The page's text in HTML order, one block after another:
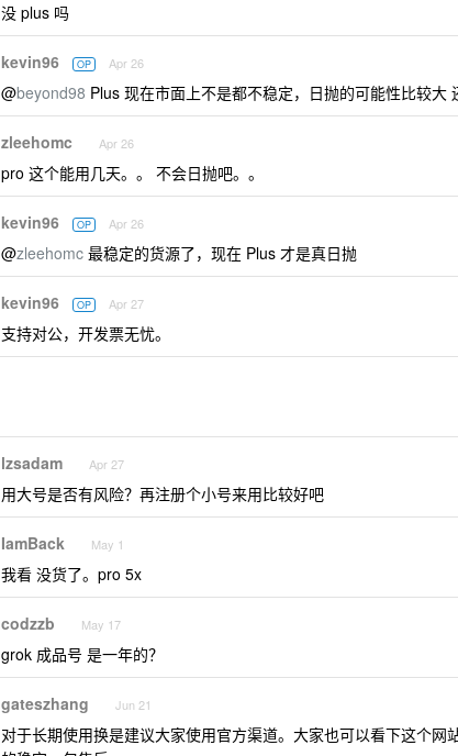
没 plus 吗
kevin96 OP Apr 26
@beyond98 Plus 现在市面上不是都不稳定，日抛的可能性比较大
zleehomc Apr 26
pro 这个能用几天。。 不会日抛吧。。
kevin96 OP Apr 26
@zleehomc 最稳定的货源了，现在 Plus 才是真日抛
kevin96 OP Apr 27
支持对公，开发票无忧。
lzsadam Apr 27
用大号是否有风险？再注册个小号来用比较好吧
IamBack May 1
我看 没货了。pro 5x
codzzb May 17
grok 成品号 是一年的？
gateszhang Jun 21
对于长期使用换是建议大家使用官方渠道。大家也可以看下这个